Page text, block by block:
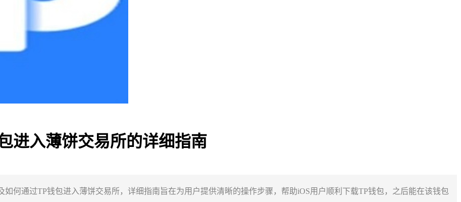
进入薄饼交易所的详细指南
如何通过TP钱包进入薄饼交易所，详细指南旨在为用户提供清晰的操作步骤，帮助iOS用户顺利下载TP钱包，之后能在该钱包